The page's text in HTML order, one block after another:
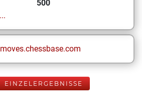
500
EINZELERGEBNISSE